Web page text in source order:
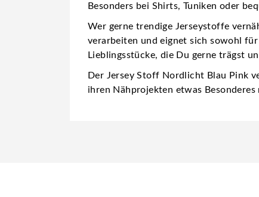
Besonders bei Shirts, Tuniken oder
Wer gernetrendige Jerseystoffe
verarbeiten und eignet sich sowohl
Lieblingsstücke, die Du gerne trägst
Der Jersey Stoff Nordlicht Blau Pink
ihren Nähprojekten etwas Besonderes